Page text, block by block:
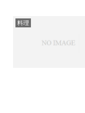
料理